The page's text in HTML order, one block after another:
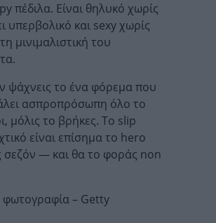
πέδιλα. Είναι θηλυκό χωρίς
υπερβολικό και sexy χωρίς
μινιμαλιστική του
ψάχνεις το ένα φόρεμα που
ασπροπρόσωπη όλο το
μόλις το βρήκες. Το slip
είναι επίσημα το hero
σεζόν — και θα το φοράς non
φωτογραφία – Getty